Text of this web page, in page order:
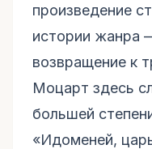
произведение
истории жанра
возвращение к
Моцарт здесь
большей
«Идоменей,